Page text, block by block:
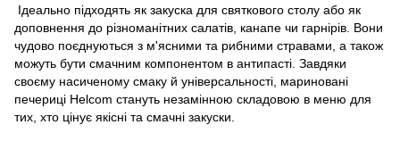
Ідеально підходять як закуска для святкового столу або як
доповнення до різноманітних салатів, канапе чи гарнірів. Вони
чудово поєднуються з м'ясними та рибними стравами, а також
можуть бути смачним компонентом в антипасті. Завдяки
своєму насиченому смаку й універсальності, мариновані
печериці Helcom стануть незамінною складовою в меню для
тих, хто цінує якісні та смачні закуски.